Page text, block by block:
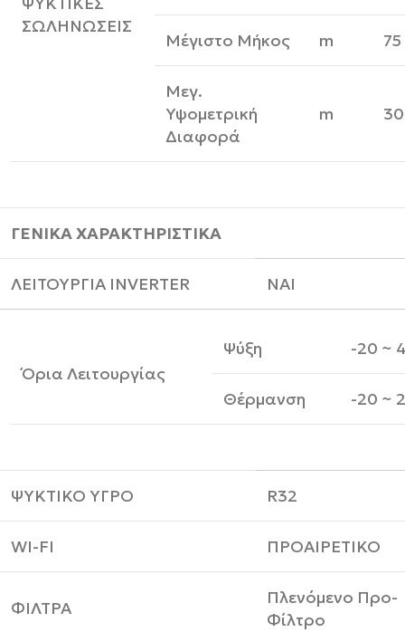
ΣΩΛΗΝΩΣΕΙΣ
Μέγιστο Μήκος m 75
Μεγ.
Υψομετρική
Διαφορά
m 30
ΓΕΝΙΚΑ ΧΑΡΑΚΤΗΡΙΣΤΙΚΑ
ΛΕΙΤΟΥΡΓΙΑ INVERTER ΝΑΙ
Όρια Λειτουργίας
Ψύξη -20 ~
Θέρμανση -20 ~
ΨΥΚΤΙΚΟ ΥΓΡΟ R32
WI-FI ΠΡΟΑΙΡΕΤΙΚΟ
ΦΙΛΤΡΑ
Πλενόμενο Προ-
Φίλτρο